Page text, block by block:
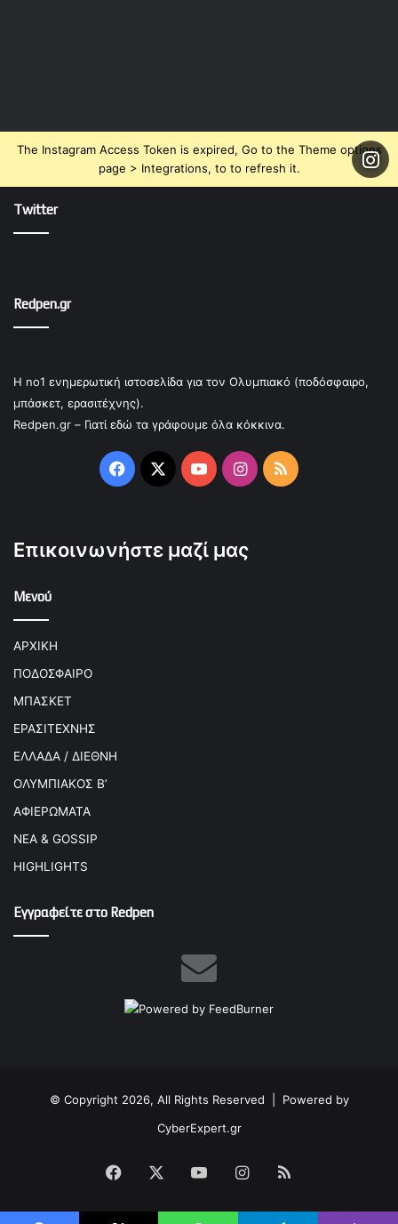
The Instagram Access Token is expired, Go to the Theme options
page > Integrations, to to refresh it.
Twitter
Redpen.gr
Η no1 ενημερωτική ιστοσελίδα για τον Ολυμπιακό (ποδόσφαιρο,
μπάσκετ, ερασιτέχνης).
Redpen.gr – Γιατί εδώ τα γράφουμε όλα κόκκινα.
Facebook
X YouTubeInstagram
RSS
Επικοινωνήστε μαζί μας
Μενού
ΑΡΧΙΚΗ
ΠΟΔΟΣΦΑΙΡΟ
ΜΠΑΣΚΕΤ
ΕΡΑΣΙΤΕΧΝΗΣ
ΕΛΛΑΔΑ / ΔΙΕΘΝΗ
ΟΛΥΜΠΙΑΚΟΣ Β’
ΑΦΙΕΡΩΜΑΤΑ
ΝΕΑ & GOSSIP
HIGHLIGHTS
Εγγραφείτε στο Redpen
© Copyright 2026, All Rights Reserved | Powered by
CyberExpert.gr
Facebook YouTubeInstagram